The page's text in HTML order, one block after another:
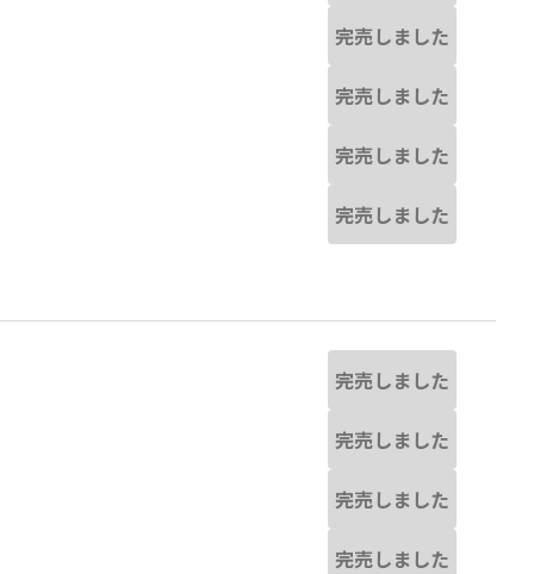
完売しました
完売しました
完売しました
完売しました
完売しました
完売しました
完売しました
完売しました